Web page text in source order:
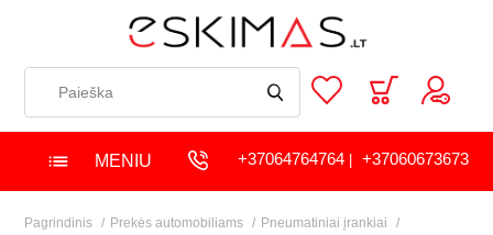
MENIU +37064764764| +37060673673
Pagrindinis Prekės automobiliams
Pneumatiniai įrankiai